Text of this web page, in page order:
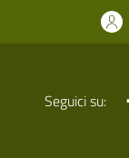
Seguici su: